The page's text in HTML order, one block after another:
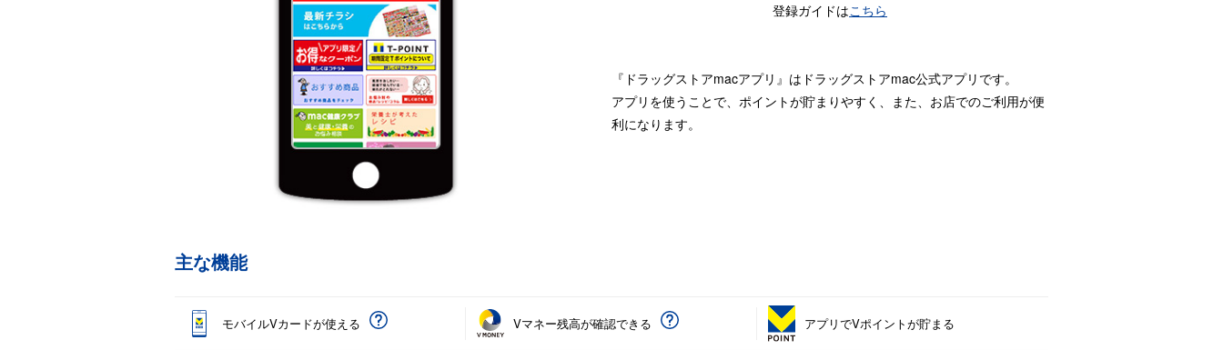
登録ガイドはこちら
『ドラッグストアmacアプリ』はドラッグストアmac公式アプリです。
アプリを使うことで、ポイントが貯まりやすく、また、お店でのご利用が便
利になります。
主な機能
モバイルVカードが使える Vマネー残高が確認できる アプリでVポイントが貯まる